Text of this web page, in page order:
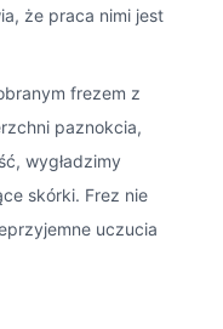
że praca nimi jest
frezem z
paznokcia,
wygładzimy
skórki. Frez nie
uczucia